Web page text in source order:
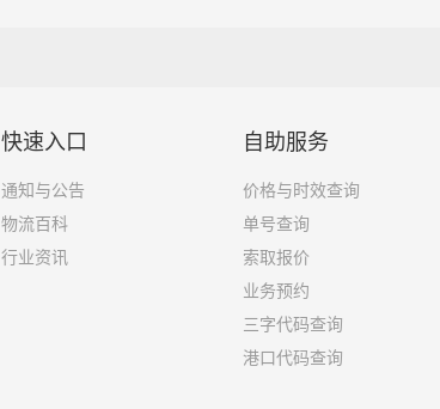
快速入口
通知与公告
物流百科
行业资讯
自助服务
价格与时效查询
单号查询
索取报价
业务预约
三字代码查询
港口代码查询